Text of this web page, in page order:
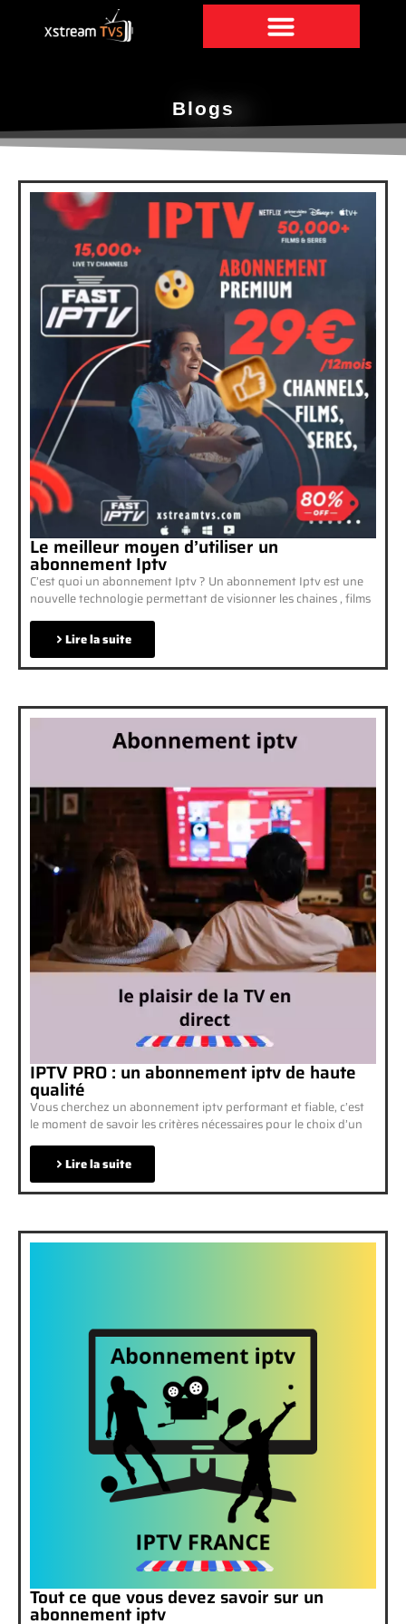
Blogs
Le meilleur moyen d’utiliser un
abonnement Iptv
C’est quoi un abonnement Iptv ? Un abonnement Iptv est une
nouvelle technologie permettant de visionner les chaines , films
Lire la suite
IPTV PRO : un abonnement iptv de haute
qualité
Vous cherchez un abonnement iptv performant et fiable, c’est
le moment de savoir les critères nécessaires pour le choix d’un
Lire la suite
Tout ce que vous devez savoir sur un
abonnement iptv